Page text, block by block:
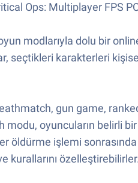
Ops: Multiplayer FPS
modlarıyla dolu bir
seçtikleri karakterleri
gun game,
oyuncuların belirli
öldürme işlemi
kurallarını özelleştirebilirler.